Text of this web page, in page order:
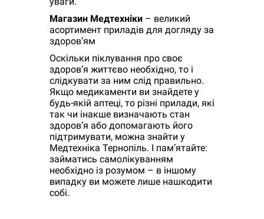
Магазин Медтехніки – великий
асортимент приладів для догляду за
здоров’ям
Оскільки піклування про своє
здоров’я життєво необхідно, то і
слідкувати за ним слід правильно.
Якщо медикаменти ви знайдете у
будь-якій аптеці, то різні прилади, які
так чи інакше визначають стан
здоров’я або допомагають його
підтримувати, можна знайти у
Медтехніка Тернопіль. І пам’ятайте:
займатись самолікуванням
необхідно із розумом – в іншому
випадку ви можете лише нашкодити
собі.